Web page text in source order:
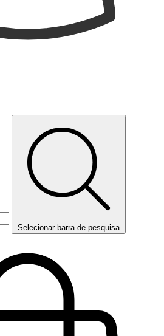
Selecionar barra de pesquisa